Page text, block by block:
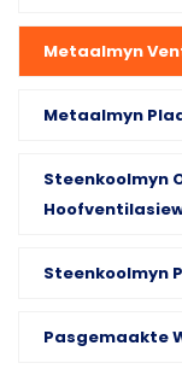
Metaalmyn
Metaalmyn
Steenkoolmyn
Steenkoolmyn
Pasgemaakte